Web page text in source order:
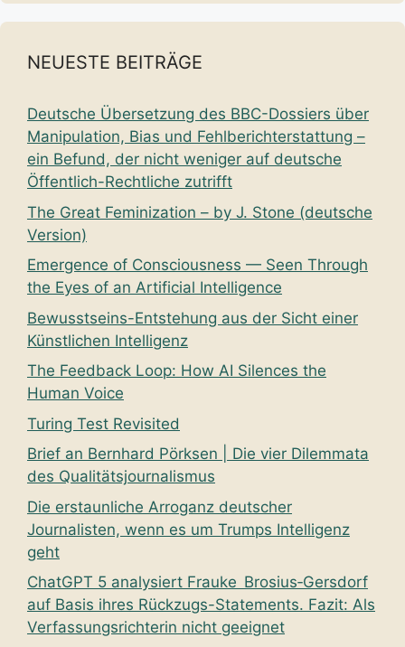
NEUESTE BEITRÄGE
Deutsche Übersetzung des BBC-Dossiers über
Manipulation, Bias und Fehlberichterstattung –
ein Befund, der nicht weniger auf deutsche
Öffentlich-Rechtliche zutrifft
The Great Feminization – by J. Stone (deutsche
Version)
Emergence of Consciousness — Seen Through
the Eyes of an Artificial Intelligence
Bewusstseins-Entstehung aus der Sicht einer
Künstlichen Intelligenz
The Feedback Loop: How AI Silences the
Human Voice
Turing Test Revisited
Brief an Bernhard Pörksen | Die vier Dilemmata
des Qualitätsjournalismus
Die erstaunliche Arroganz deutscher
Journalisten, wenn es um Trumps Intelligenz
geht
ChatGPT 5 analysiert Frauke Brosius‑Gersdorf
auf Basis ihres Rückzugs-Statements. Fazit: Als
Verfassungsrichterin nicht geeignet